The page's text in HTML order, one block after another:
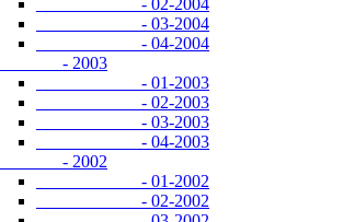
- 02-2004
- 03-2004
- 04-2004
- 2003
- 01-2003
- 02-2003
- 03-2003
- 04-2003
- 2002
- 01-2002
- 02-2002